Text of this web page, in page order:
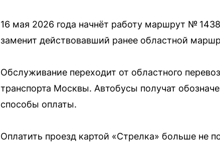
16 мая 2026 года начнёт работу маршрут №
заменит действовавший ранее областной
Обслуживание переходит от областного
транспорта Москвы. Автобусы получат
способы оплаты.
Оплатить проезд картой «Стрелка» больше не